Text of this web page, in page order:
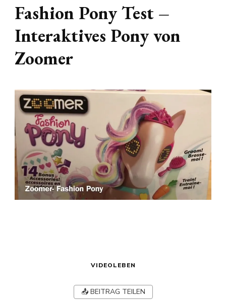
Fashion Pony Test –
Interaktives Pony von
Zoomer
VIDEOLEBEN
📤 BEITRAG TEILEN